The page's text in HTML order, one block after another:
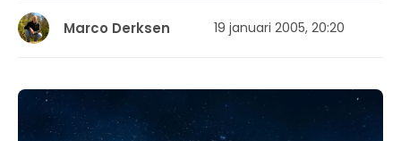
Marco Derksen 19 januari 2005, 20:20